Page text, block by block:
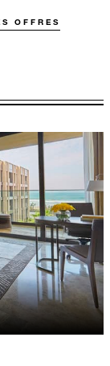
OFFRES
2027
moment de la
dates.